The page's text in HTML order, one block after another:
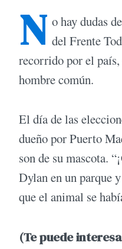
N o hay dudas
del Frente
recorrido por el país,
hombre común.
El día de las
dueño por Puerto
son de su mascota.
Dylan en un parque
que el animal se
(Te puede